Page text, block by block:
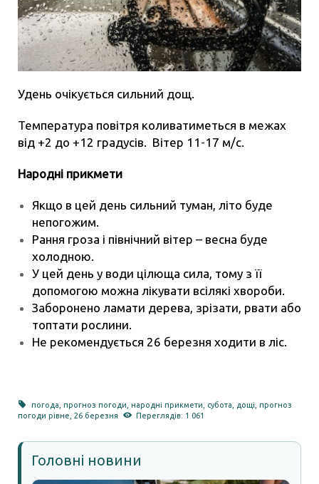
Удень очікується сильний дощ.
Температура повітря коливатиметься в межах
від +2 до +12 градусів. Вітер 11-17 м/с.
Народні прикмети
Якщо в цей день сильний туман, літо буде
непогожим.
Рання гроза і північний вітер – весна буде
холодною.
У цей день у води цілюща сила, тому з її
допомогою можна лікувати всілякі хвороби.
Заборонено ламати дерева, зрізати, рвати або
топтати рослини.
Не рекомендується 26 березня ходити в ліс.
погода ,прогноз погоди ,народні прикмети субота дощі ,прогноз
погоди рівне 26 березня Переглядів: 1 061
Головні новини